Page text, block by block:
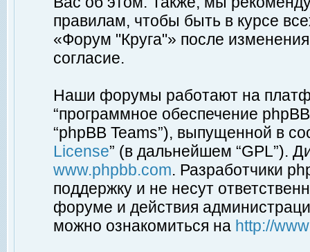
правилам, чтобы быть в курсе
«Форум "Круга"» после
согласие.
Наши форумы работают на
“программное обеспечение
“phpBB Teams”), выпущенной в
License” (в дальнейшем “GPL”).
www.phpbb.com. Разработчики
поддержку и не несут
форуме и действия
можно ознакомиться на http://